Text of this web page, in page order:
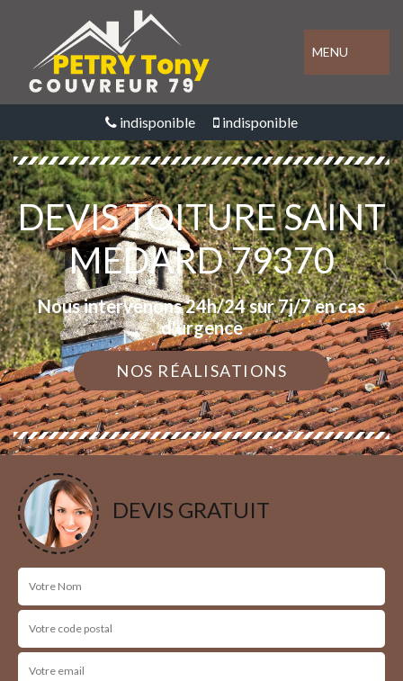
MENU
indisponible indisponible
DEVIS TOITURE SAINT
MEDARD 79370
Nous intervenons 24h/24 sur 7j/7 en cas
d'urgence
NOS RÉALISATIONS
DEVIS GRATUIT